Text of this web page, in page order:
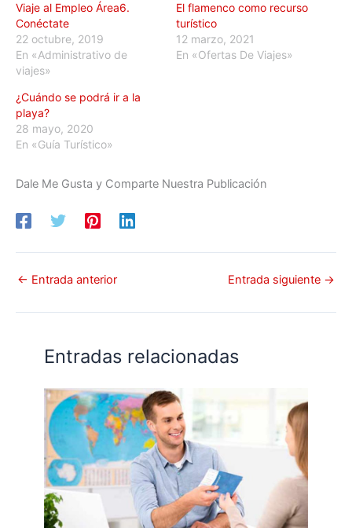
Viaje al Empleo Área6.
Conéctate
22 octubre, 2019
En «Administrativo de
viajes»
El flamenco como recurso
turístico
12 marzo, 2021
En «Ofertas De Viajes»
¿Cuándo se podrá ir a la
playa?
28 mayo, 2020
En «Guía Turístico»
Dale Me Gusta y Comparte Nuestra Publicación
← Entrada anterior Entrada siguiente →
Entradas relacionadas